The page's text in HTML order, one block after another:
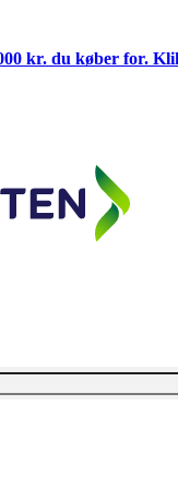
kr. du køber for.